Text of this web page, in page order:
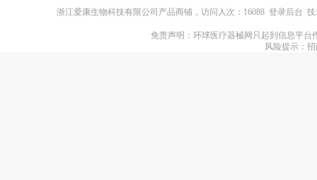
浙江爱康生物科技有限公司产品商铺，访问人次：16088登录后台
免责声明：环球医疗器械网只起到信息平
风险提示：